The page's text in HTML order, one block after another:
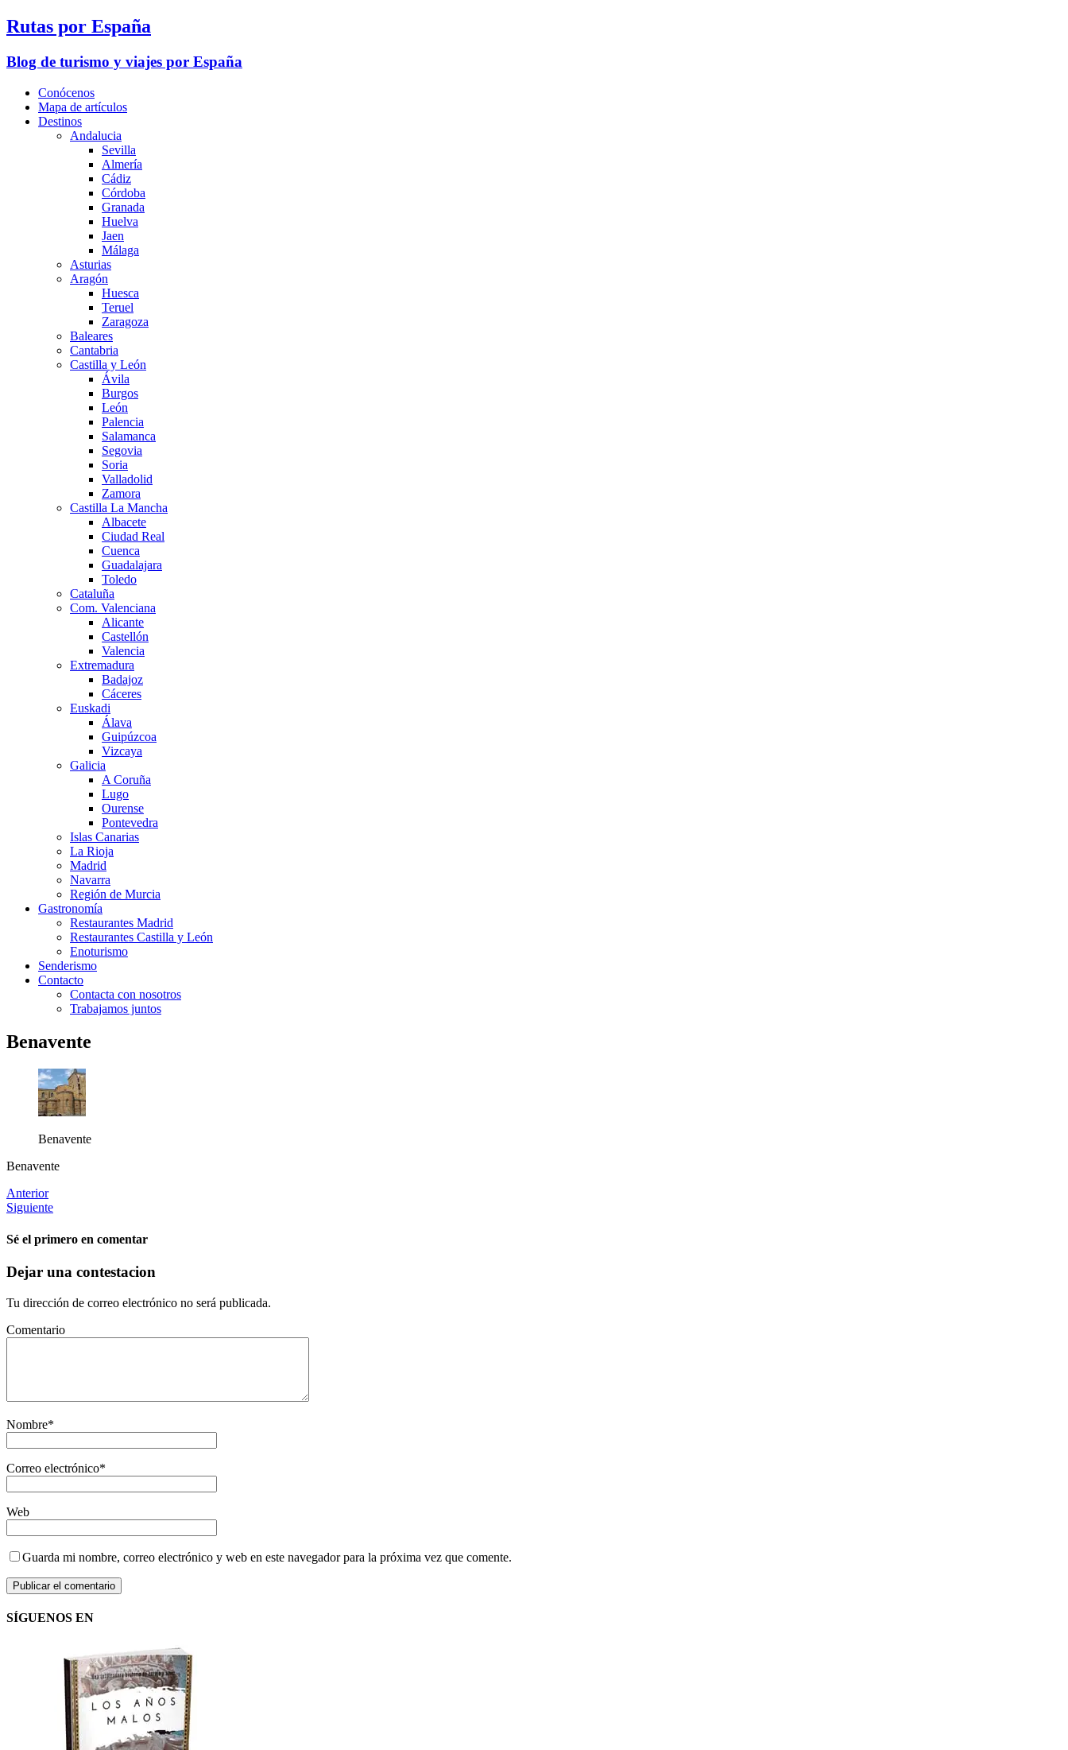
Rutas por España
Blog de turismo y viajes por España
Conócenos
Mapa de artículos
Destinos
Andalucia
Sevilla
Almería
Cádiz
Córdoba
Granada
Huelva
Jaen
Málaga
Asturias
Aragón
Huesca
Teruel
Zaragoza
Baleares
Cantabria
Castilla y León
Ávila
Burgos
León
Palencia
Salamanca
Segovia
Soria
Valladolid
Zamora
Castilla La Mancha
Albacete
Ciudad Real
Cuenca
Guadalajara
Toledo
Cataluña
Com. Valenciana
Alicante
Castellón
Valencia
Extremadura
Badajoz
Cáceres
Euskadi
Álava
Guipúzcoa
Vizcaya
Galicia
A Coruña
Lugo
Ourense
Pontevedra
Islas Canarias
La Rioja
Madrid
Navarra
Región de Murcia
Gastronomía
Restaurantes Madrid
Restaurantes Castilla y León
Enoturismo
Senderismo
Contacto
Contacta con nosotros
Trabajamos juntos
Benavente
Benavente
Benavente
Anterior
Siguiente
Sé el primero en comentar
Dejar una contestacion
Tu dirección de correo electrónico no será publicada.
Comentario
Nombre*
Correo electrónico*
Web
Guarda mi nombre, correo electrónico y web en este navegador para la próxima vez que comente.
SÍGUENOS EN